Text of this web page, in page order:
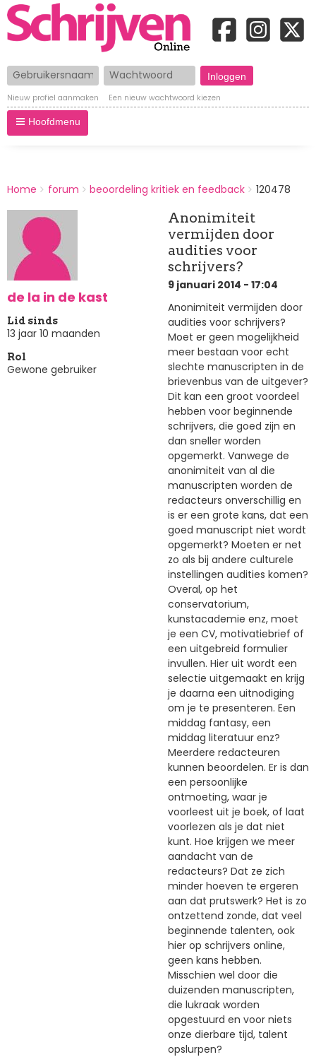
Gebruikersnaam Wachtwoord
Nieuw profiel aanmaken Een nieuw wachtwoord kiezen
Hoofdmenu
BREADCRUMBS
You
here:
Home forum beoordeling kritiek en feedback 120478
de la in de kast
Lid sinds
13 jaar 10 maanden
Rol
Gewone gebruiker
Anonimiteit
vermijden door
audities voor
schrijvers?
9 januari 2014 - 17:04
Anonimiteit vermijden door
audities voor schrijvers?
Moet er geen mogelijkheid
meer bestaan voor echt
slechte manuscripten in de
brievenbus van de uitgever?
Dit kan een groot voordeel
hebben voor beginnende
schrijvers, die goed zijn en
dan sneller worden
opgemerkt. Vanwege de
anonimiteit van al die
manuscripten worden de
redacteurs onverschillig en
is er een grote kans, dat een
goed manuscript niet wordt
opgemerkt? Moeten er net
zo als bij andere culturele
instellingen audities komen?
Overal, op het
conservatorium,
kunstacademie enz, moet
je een CV, motivatiebrief of
een uitgebreid formulier
invullen. Hier uit wordt een
selectie uitgemaakt en krijg
je daarna een uitnodiging
om je te presenteren. Een
middag fantasy, een
middag literatuur enz?
Meerdere redacteuren
kunnen beoordelen. Er is dan
een persoonlijke
ontmoeting, waar je
voorleest uit je boek, of laat
voorlezen als je dat niet
kunt. Hoe krijgen we meer
aandacht van de
redacteurs? Dat ze zich
minder hoeven te ergeren
aan dat prutswerk? Het is zo
ontzettend zonde, dat veel
beginnende talenten, ook
hier op schrijvers online,
geen kans hebben.
Misschien wel door die
duizenden manuscripten,
die lukraak worden
opgestuurd en voor niets
onze dierbare tijd, talent
opslurpen?